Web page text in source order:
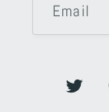
Email
Twitter